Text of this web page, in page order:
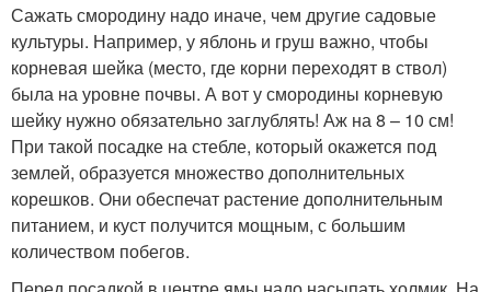
Сажать смородину надо иначе, чем другие садовые
культуры. Например, у яблонь и груш важно, чтобы
корневая шейка (место, где корни переходят в ствол)
была на уровне почвы. А вот у смородины корневую
шейку нужно обязательно заглублять! Аж на 8 – 10 см!
При такой посадке на стебле, который окажется под
землей, образуется множество дополнительных
корешков. Они обеспечат растение дополнительным
питанием, и куст получится мощным, с большим
количеством побегов.